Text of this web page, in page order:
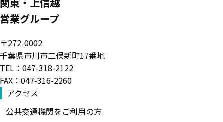
営業グループ
〒272-0002
千葉県市川市二俣新町17番地
TEL：047-318-2122
FAX：047-316-2260
アクセス
公共交通機関をご利用の方